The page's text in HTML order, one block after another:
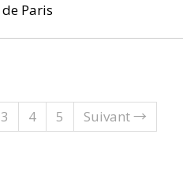
Paris
3 4 5 Suivant →